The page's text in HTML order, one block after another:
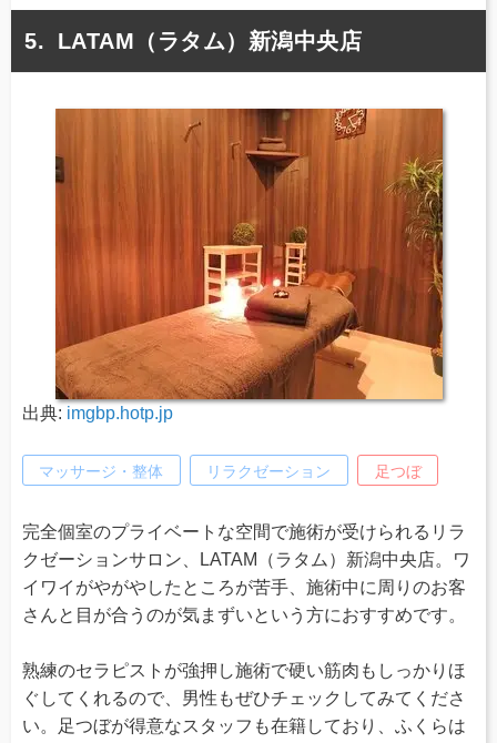
LATAM（ラタム）新潟中央店
出典: imgbp.hotp.jp
マッサージ・整体 リラクゼーション 足つぼ
完全個室のプライベートな空間で施術が受けられるリラ
クゼーションサロン、LATAM（ラタム）新潟中央店。ワ
イワイがやがやしたところが苦手、施術中に周りのお客
さんと目が合うのが気まずいという方におすすめです。
熟練のセラピストが強押し施術で硬い筋肉もしっかりほ
ぐしてくれるので、男性もぜひチェックしてみてくださ
い。足つぼが得意なスタッフも在籍しており、ふくらは